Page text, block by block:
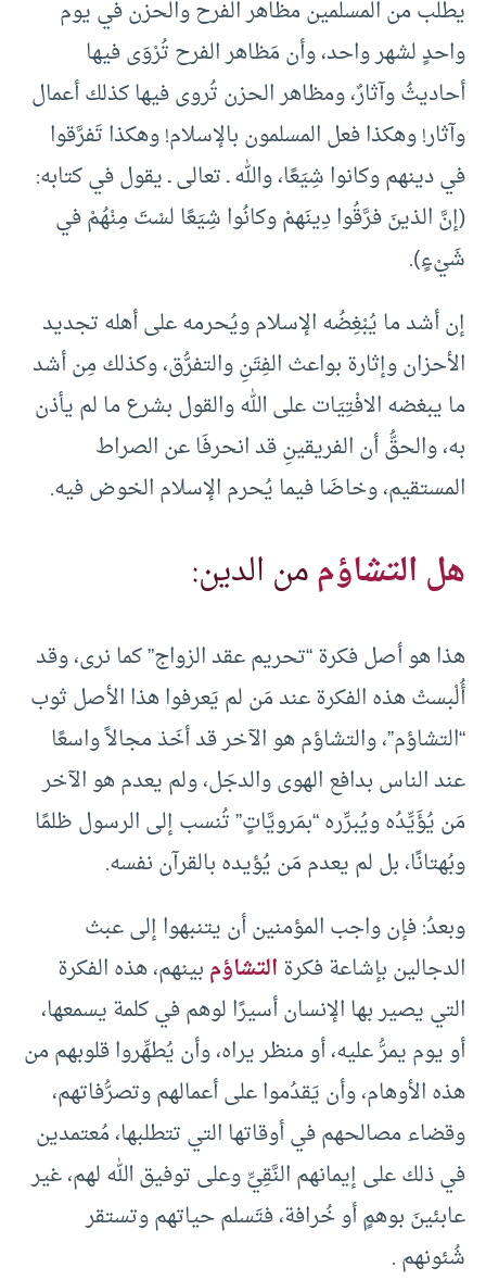
يطلب من المسلمين مظاهر الفرح والحزن في يوم
واحدٍ لشهر واحد، وأن مَظاهر الفرح تُرْوَى فيها
أحاديثُ وآثارٌ، ومظاهر الحزن تُروى فيها كذلك أعمال
وآثار! وهكذا فعل المسلمون بالإسلام! وهكذا تَفرَّقوا
في دينهم وكانوا شِيَعًا، والله ـ تعالى ـ يقول في كتابه:
(إنَّ الذينَ فرَّقُوا دِينَهمْ وكانُوا شِيَعًا لسْتَ مِنْهُمْ في
شَيْءٍ).
إن أشد ما يُبْغِضُه الإسلام ويُحرمه على أهله تجديد
الأحزان وإثارة بواعث الفِتَنِ والتفرُّق، وكذلك مِن أشد
ما يبغضه الافْتِيَات على الله والقول بشرع ما لم يأذن
به، والحقُّ أن الفريقينِ قد انحرفَا عن الصراط
المستقيم، وخاضَا فيما يُحرم الإسلام الخوض فيه.
هل التشاؤممن الدين:
هذا هو أصل فكرة “تحريم عقد الزواج” كما نرى، وقد
أُلْبستْ هذه الفكرة عند مَن لم يَعرفوا هذا الأصل ثوب
“التشاؤم”، والتشاؤم هو الآخر قد أخَذ مجالاً واسعًا
عند الناس بدافع الهوى والدجَل، ولم يعدم هو الآخر
مَن يُؤَيِّدُه ويُبرِّره “بمَرويَّاتٍ” تُنسب إلى الرسول ظلمًا
وبُهتانًا، بل لم يعدم مَن يُؤيده بالقرآن نفسه.
وبعدُ: فإن واجب المؤمنين أن يتنبهوا إلى عبث
الدجالين بإشاعة فكرةالتشاؤمبينهم، هذه الفكرة
التي يصير بها الإنسان أسيرًا لوهم في كلمة يسمعها،
أو يوم يمرُّ عليه، أو منظر يراه، وأن يُطهِّروا قلوبهم من
هذه الأوهام، وأن يَقدُموا على أعمالهم وتصرُّفاتهم،
وقضاء مصالحهم في أوقاتها التي تتطلبها، مُعتمدين
في ذلك على إيمانهم النَّقِيِّ وعلى توفيق الله لهم، غير
عابئينَ بوهمٍ أو خُرافة، فتَسلم حياتهم وتستقر
شُئونهم .